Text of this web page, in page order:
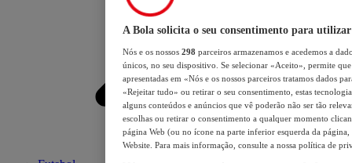
A Bola solicita o seu consentimento para utilizar
Nós e os nossos 298 parceiros armazenamos e acedemos a
únicos, no seu dispositivo. Se selecionar «Aceito», permite
apresentadas em «Nós e os nossos parceiros tratamos dados
«Rejeitar tudo» ou retirar o seu consentimento, estas
alguns conteúdos e anúncios que vê poderão não ser tão
escolhas ou retirar o consentimento a qualquer momento
página Web (ou no ícone na parte inferior esquerda da página,
Website. Para mais informação, consulte a nossa política de